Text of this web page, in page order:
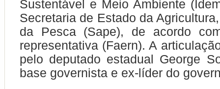
Sustentável e Meio Ambiente
Secretaria de Estado da
da Pesca (Sape), de acordo
representativa (Faern). A
pelo deputado estadual George
base governista e ex-líder do